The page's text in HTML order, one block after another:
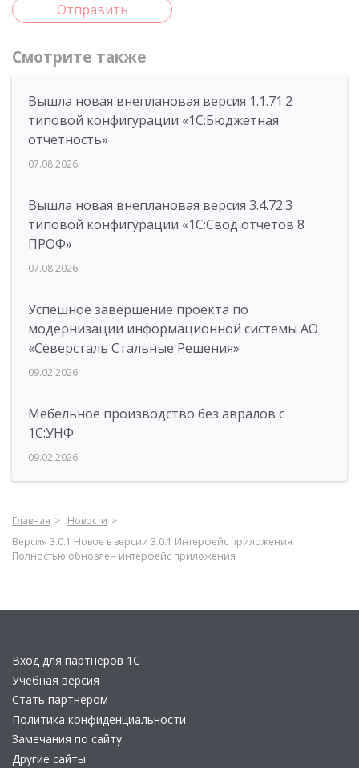
Отправить
Смотрите также
Вышла новая внеплановая версия 1.1.71.2
типовой конфигурации «1C:Бюджетная
отчетность»
07.08.2026
Вышла новая внеплановая версия 3.4.72.3
типовой конфигурации «1C:Свод отчетов 8
ПРОФ»
07.08.2026
Успешное завершение проекта по
модернизации информационной системы АО
«Северсталь Стальные Решения»
09.02.2026
Мебельное производство без авралов с
1С:УНФ
09.02.2026
Главная
Новости
Версия 3.0.1 Новое в версии 3.0.1 Интерфейс приложения
Полностью обновлен интерфейс приложения
Вход для партнеров 1С
Учебная версия
Стать партнером
Политика конфиденциальности
Замечания по сайту
Другие сайты